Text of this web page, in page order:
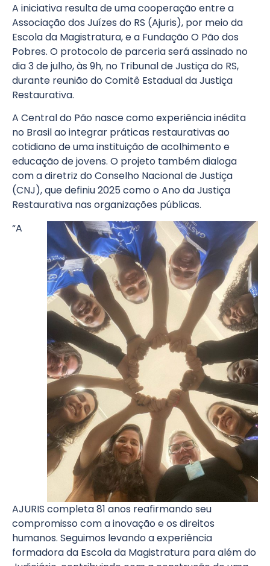
A iniciativa resulta de uma cooperação entre a
Associação dos Juízes do RS (Ajuris), por meio da
Escola da Magistratura, e a Fundação O Pão dos
Pobres. O protocolo de parceria será assinado no
dia 3 de julho, às 9h, no Tribunal de Justiça do RS,
durante reunião do Comitê Estadual da Justiça
Restaurativa.
A Central do Pão nasce como experiência inédita
no Brasil ao integrar práticas restaurativas ao
cotidiano de uma instituição de acolhimento e
educação de jovens. O projeto também dialoga
com a diretriz do Conselho Nacional de Justiça
(CNJ), que definiu 2025 como o Ano da Justiça
Restaurativa nas organizações públicas.
“A
AJURIS completa 81 anos reafirmando seu
compromisso com a inovação e os direitos
humanos. Seguimos levando a experiência
formadora da Escola da Magistratura para além do